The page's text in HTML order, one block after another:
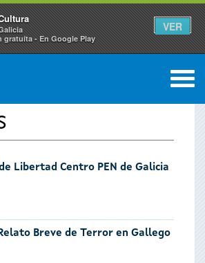
gratuíta - En Google Play
VER
0
Libertad Centro PEN de Galicia
Breve de Terror en Gallego